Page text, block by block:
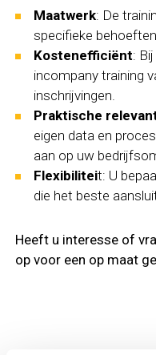
Maatwerk: De
specifieke
Kostenefficiënt:
incompany training
inschrijvingen.
Praktische
eigen data en
aan op uw
Flexibiliteit: U
die het beste
Heeft u interesse of
op voor een op maat